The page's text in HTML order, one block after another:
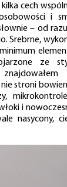
cech
i
– od
Srebrne,
ze
stroni
i
nasycony,